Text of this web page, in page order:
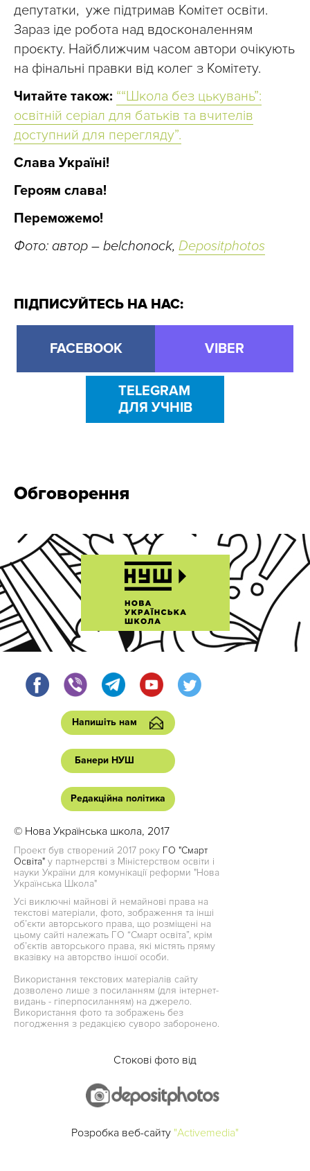
депутатки, уже підтримав Комітет освіти.
Зараз іде робота над вдосконаленням
проєкту. Найближчим часом автори очікують
на фінальні правки від колег з Комітету.
Читайте також: ““Школа без цькувань”:
освітній серіал для батьків та вчителів
доступний для перегляду”.
Слава Україні!
Героям слава!
Переможемо!
Фото: автор – belchonock, Depositphotos
ПІДПИСУЙТЕСЬ НА НАС:
FACEBOOK VIBER
TELEGRAM
ДЛЯ УЧНІВ
Обговорення
Напишіть нам
Банери НУШ
Редакційна політика
© Нова Українська школа, 2017
Проект був створений 2017 року ГО "Смарт
Освіта" у партнерстві з Міністерством освіти і
науки України для комунікації реформи "Нова
Українська Школа"
Усі виключні майнові й немайнові права на
текстові матеріали, фото, зображення та інші
об’єкти авторського права, що розміщені на
цьому сайті належать ГО “Смарт освіта”, крім
об’єктів авторського права, які містять пряму
вказівку на авторство іншої особи.
Використання текстових матеріалів сайту
дозволено лише з посиланням (для інтернет-
видань - гіперпосиланням) на джерело.
Використання фото та зображень без
погодження з редакцією суворо заборонено.
Стокові фото від
Розробка веб-сайту "Activemedia"